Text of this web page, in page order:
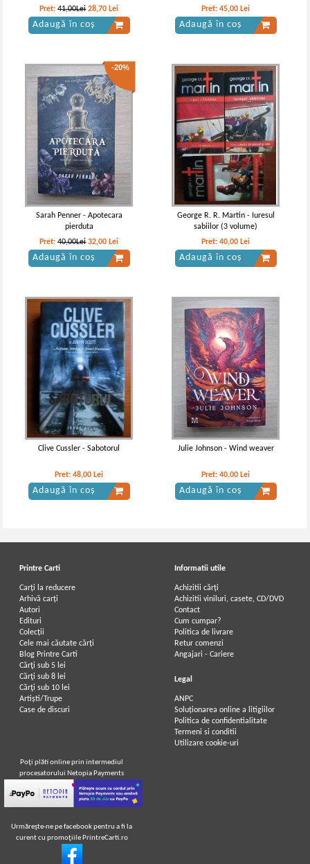
Pret:41,00Lei 28,70 Lei
Adaugă în coș
Pret:45,00 Lei
Adaugă în coș
-20%
Sarah Penner - Apotecara
pierduta
Pret:40,00Lei 32,00 Lei
Adaugă în coș
George R. R. Martin - Iuresul
sabiilor (3 volume)
Pret:40,00 Lei
Adaugă în coș
Clive Cussler - Sabotorul
Pret:48,00 Lei
Adaugă în coș
Julie Johnson - Wind weaver
Pret:40,00 Lei
Adaugă în coș
Printre Carti
Carți la reducere
Arhivă carți
Autori
Edituri
Colecții
Cele mai căutate cărți
Blog Printre Carti
Cărţi sub 5 lei
Cărţi sub 8 lei
Cărţi sub 10 lei
Artiști/Trupe
Case de discuri
Informatii utile
Achizitii cărți
Achizitii viniluri, casete, CD/DVD
Contact
Cum cumpar?
Politica de livrare
Retur comenzi
Angajari - Cariere
Legal
ANPC
Soluționarea online a litigiilor
Politica de confidentialitate
Termeni si conditii
Utilizare cookie-uri
Poţi plăti online prin intermediul
procesatorului Netopia Payments
Urmăreşte-ne pe facebook pentru a fi la
curent cu promoţiile PrintreCarti.ro